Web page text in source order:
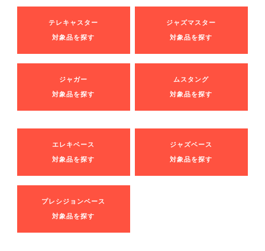
テレキャスター
対象品を探す
ジャズマスター
対象品を探す
ジャガー
対象品を探す
ムスタング
対象品を探す
エレキベース
対象品を探す
ジャズベース
対象品を探す
プレシジョンベース
対象品を探す